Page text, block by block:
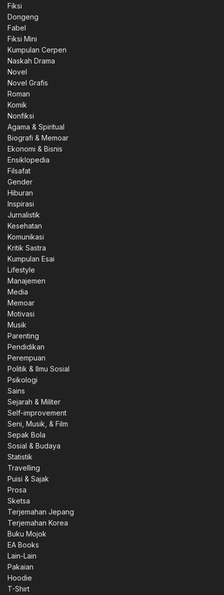
Fiksi
Dongeng
Fabel
Fiksi Mini
Kumpulan Cerpen
Naskah Drama
Novel
Novel Grafis
Roman
Komik
Nonfiksi
Agama & Spiritual
Biografi & Memoar
Ekonomi & Bisnis
Ensiklopedia
Filsafat
Gender
Hiburan
Inspirasi
Jurnalistik
Kesehatan
Komunikasi
Kritik Sastra
Kumpulan Esai
Lifestyle
Manajemen
Media
Memoar
Motivasi
Musik
Parenting
Pendidikan
Perempuan
Politik & Ilmu Sosial
Psikologi
Sains
Sejarah & Militer
Self-improvement
Seni, Musik, & Film
Sepak Bola
Sosial & Budaya
Statistik
Travelling
Puisi & Sajak
Prosa
Sketsa
Terjemahan Jepang
Terjemahan Korea
Buku Mojok
EA Books
Lain-Lain
Pakaian
Hoodie
T-Shirt